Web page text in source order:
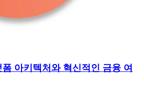
아키텍처와 혁신적인 금융 여